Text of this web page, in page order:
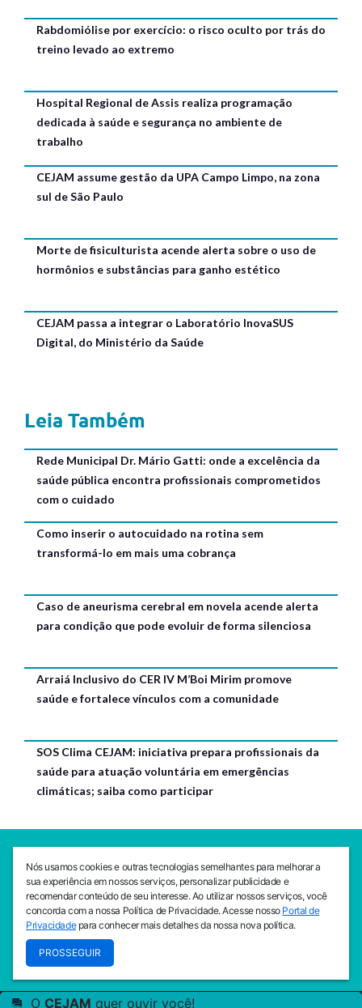
Rabdomiólise por exercício: o risco oculto por trás do
treino levado ao extremo
Hospital Regional de Assis realiza programação
dedicada à saúde e segurança no ambiente de
trabalho
CEJAM assume gestão da UPA Campo Limpo, na zona
sul de São Paulo
Morte de fisiculturista acende alerta sobre o uso de
hormônios e substâncias para ganho estético
CEJAM passa a integrar o Laboratório InovaSUS
Digital, do Ministério da Saúde
Leia Também
Rede Municipal Dr. Mário Gatti: onde a excelência da
saúde pública encontra profissionais comprometidos
com o cuidado
Como inserir o autocuidado na rotina sem
transformá-lo em mais uma cobrança
Caso de aneurisma cerebral em novela acende alerta
para condição que pode evoluir de forma silenciosa
Arraiá Inclusivo do CER IV M’Boi Mirim promove
saúde e fortalece vínculos com a comunidade
SOS Clima CEJAM: iniciativa prepara profissionais da
saúde para atuação voluntária em emergências
climáticas; saiba como participar
Av. da Liberdade, 765, Liberdade, São Paulo, 01503-001
(11) 3469 - 1818
INSTITUTO CEJAM
Av. da Liberdade, 765, Liberdade, São Paulo, 01503-001
© 2026
Nós usamos cookies e outras tecnologias semelhantes para melhorar a
sua experiência em nossos serviços, personalizar publicidade e
recomendar conteúdo de seu interesse. Ao utilizar nossos serviços, você
concorda com a nossa Política de Privacidade. Acesse nosso Portal de
Privacidadepara conhecer mais detalhes da nossa nova política.
PROSSEGUIR
O CEJAM quer ouvir você!